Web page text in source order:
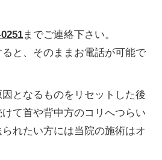
までご連絡下さい。
ると、そのままお電話が可能で
となるものをリセットした後
て首や背中方のコリへつらい
れたい方には当院の施術はオ